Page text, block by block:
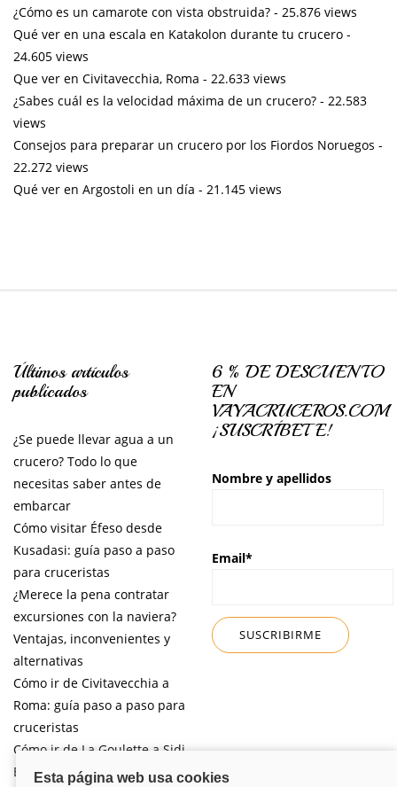
¿Cómo es un camarote con vista obstruida? - 25.876 views
Qué ver en una escala en Katakolon durante tu crucero -
24.605 views
Que ver en Civitavecchia, Roma - 22.633 views
¿Sabes cuál es la velocidad máxima de un crucero? - 22.583
views
Consejos para preparar un crucero por los Fiordos Noruegos -
22.272 views
Qué ver en Argostoli en un día - 21.145 views
Últimos artículos
publicados
¿Se puede llevar agua a un
crucero? Todo lo que
necesitas saber antes de
embarcar
Cómo visitar Éfeso desde
Kusadasi: guía paso a paso
para cruceristas
¿Merece la pena contratar
excursiones con la naviera?
Ventajas, inconvenientes y
alternativas
Cómo ir de Civitavecchia a
Roma: guía paso a paso para
cruceristas
Cómo ir de La Goulette a Sidi
Bou Said por libre desde tu
6 % DE DESCUENTO
EN
VAYACRUCEROS.COM
¡SUSCRÍBETE!
Nombre y apellidos
Email*